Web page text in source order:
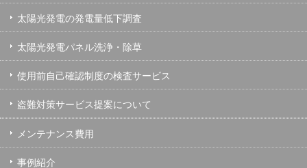
太陽光発電の発電量低下調査
太陽光発電パネル洗浄・除草
使用前自己確認制度の検査サービス
盗難対策サービス提案について
メンテナンス費用
事例紹介